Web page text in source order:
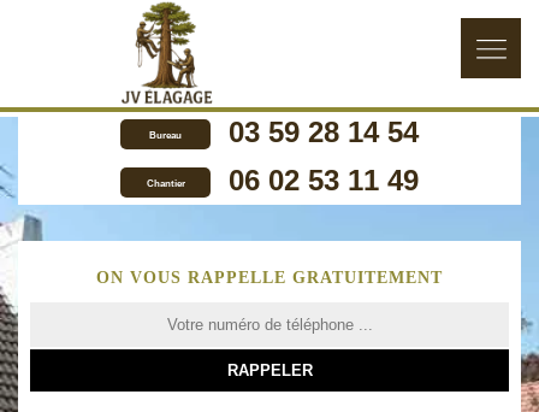
Bureau 03 59 28 14 54
Chantier 06 02 53 11 49
ON VOUS RAPPELLE GRATUITEMENT